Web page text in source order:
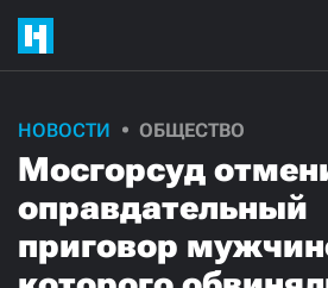
НОВОСТИ ОБЩЕСТВО
Мосгорсуд
оправдательный
приговор